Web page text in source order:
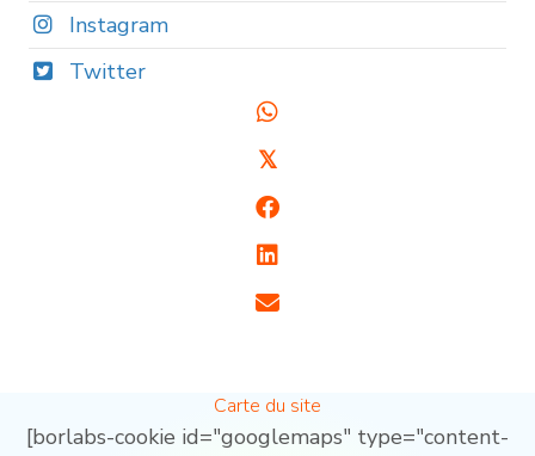
Instagram
Twitter
𝕏
Carte du site
[borlabs-cookie id="googlemaps" type="content-